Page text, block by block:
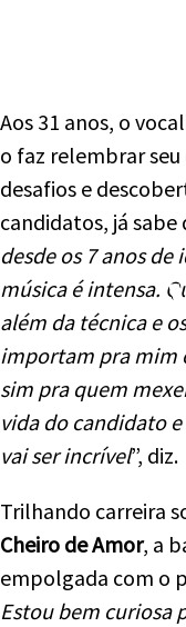
Aos 31 anos, o
o faz relembrar
desafios e
candidatos, já sabe
desde os 7 anos
música é intensa.
além da técnica e
importam pra mim
sim pra quem
vida do candidato
vai ser incrível”, diz.
Trilhando carreira
Cheiro de Amor, a
empolgada com o
Estou bem curiosa